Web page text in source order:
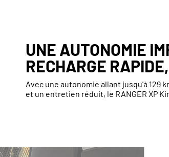
UNE AUTONOMIE
RECHARGE
Avec une autonomie allant jusqu'à 129
et un entretien réduit, le RANGER XP